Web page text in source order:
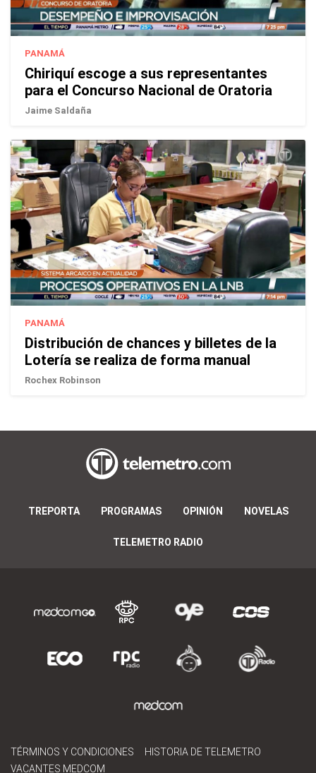
PANAMÁ
Chiriquí escoge a sus representantes
para el Concurso Nacional de Oratoria
Jaime Saldaña
PANAMÁ
Distribución de chances y billetes de la
Lotería se realiza de forma manual
Rochex Robinson
TREPORTA PROGRAMAS OPINIÓN NOVELAS
TELEMETRO RADIO
TÉRMINOS Y CONDICIONES
HISTORIA DE TELEMETRO
VACANTES MEDCOM